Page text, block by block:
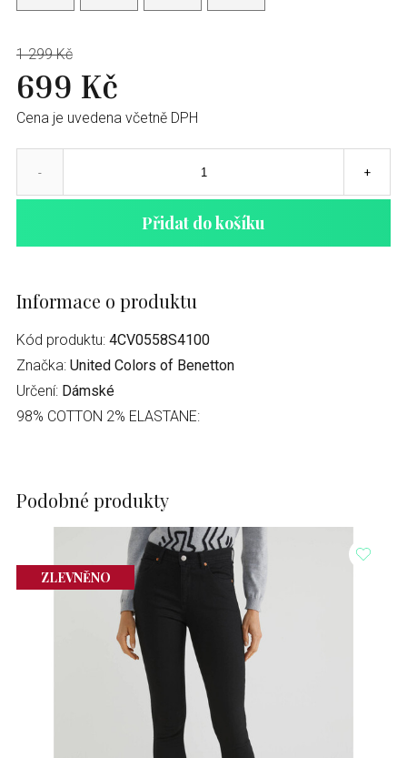
1 299 Kč
699 Kč
Cena je uvedena včetně DPH
- +
Přidat do košíku
Informace o produktu
Kód produktu: 4CV0558S4100
Značka: United Colors of Benetton
Určení: Dámské
98% COTTON 2% ELASTANE:
Podobné produkty
ZLEVNĚNO